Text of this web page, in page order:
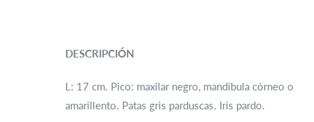
DESCRIPCIÓN
L: 17 cm. Pico: maxilar negro, mandíbula córneo o
amarillento. Patas gris parduscas. Iris pardo.